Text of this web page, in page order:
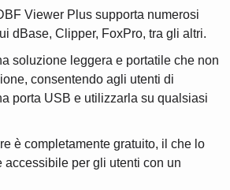
Viewer Plus supporta numerosi
dBase, Clipper, FoxPro, tra gli altri.
soluzione leggera e portatile che non
consentendo agli utenti di
porta USB e utilizzarla su qualsiasi
è completamente gratuito, il che lo
accessibile per gli utenti con un